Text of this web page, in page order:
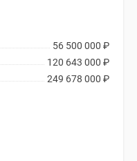
56 500 000 ₽
120 643 000 ₽
249 678 000 ₽